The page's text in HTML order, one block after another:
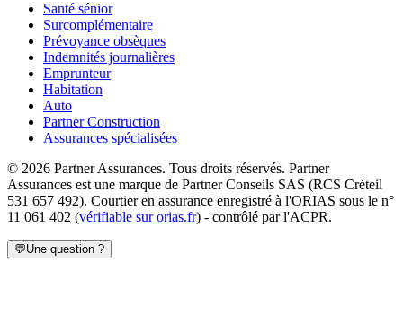
Santé sénior
Surcomplémentaire
Prévoyance obsèques
Indemnités journalières
Emprunteur
Habitation
Auto
Partner Construction
Assurances spécialisées
© 2026 Partner Assurances. Tous droits réservés. Partner
Assurances est une marque de Partner Conseils SAS (RCS Créteil
531 657 492). Courtier en assurance enregistré à l'ORIAS sous le n°
11 061 402 (vérifiable sur orias.fr) - contrôlé par l'ACPR.
💬Une question ?